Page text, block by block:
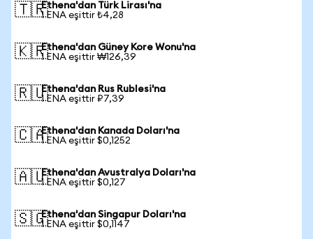
🇹🇷Ethena'dan Türk Lirası'na
1 ENA eşittir ₺4,28
🇰🇷Ethena'dan Güney Kore Wonu'na
1 ENA eşittir ₩126,39
🇷🇺Ethena'dan Rus Rublesi'na
1 ENA eşittir ₽7,39
🇨🇦Ethena'dan Kanada Doları'na
1 ENA eşittir $0,1252
🇦🇺Ethena'dan Avustralya Doları'na
1 ENA eşittir $0,127
🇸🇬Ethena'dan Singapur Doları'na
1 ENA eşittir $0,1147